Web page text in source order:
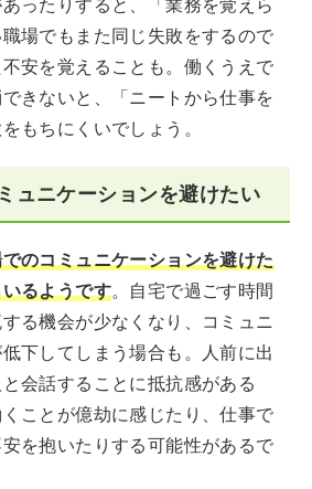
ったりすると、「業務を覚えら
場でもまた同じ失敗をするので
安を覚えることも。働くうえで
きないと、「ニートから仕事を
もちにくいでしょう。
ュニケーションを避けたい
のコミュニケーションを避けた
るようです。自宅で過ごす時間
る機会が少なくなり、コミュニ
下してしまう場合も。人前に出
会話することに抵抗感がある
ことが億劫に感じたり、仕事で
を抱いたりする可能性があるで